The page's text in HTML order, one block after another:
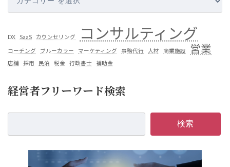
DX SaaS カウンセリング コンサルティング
コーチング ブルーカラー マーケティング 事務代行 人材 商業施設 営業
店舗 採用 民泊 税金 行政書士 補助金
経営者フリーワード検索
検索